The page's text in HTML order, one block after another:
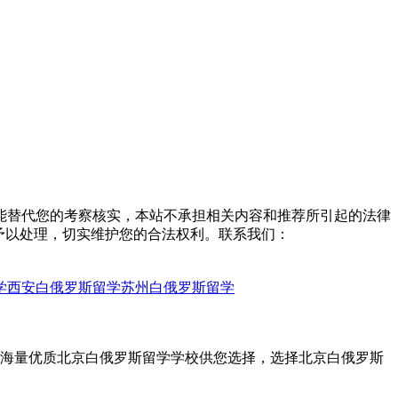
代您的考察核实，本站不承担相关内容和推荐所引起的法律
处理，切实维护您的合法权利。联系我们：
西安白俄罗斯留学苏州白俄罗斯留学
量优质北京白俄罗斯留学学校供您选择，选择北京白俄罗斯